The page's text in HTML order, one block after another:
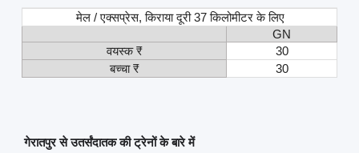
मेल / एक्सप्रेस, किराया दूरी 37 किलोमीटर के लिए
GN
वयस्क ₹
30
बच्चा ₹
30
गेरातपुर से उतर्संदातक की ट्रेनों के बारे में